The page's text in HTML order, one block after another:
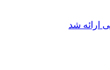
ارائه شد